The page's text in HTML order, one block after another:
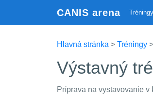
CANIS arena Tréningy
Hlavná stránka > Tréningy
Výstavný
Príprava na vystavovanie